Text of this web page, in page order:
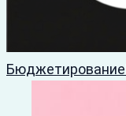
Бюджетирование